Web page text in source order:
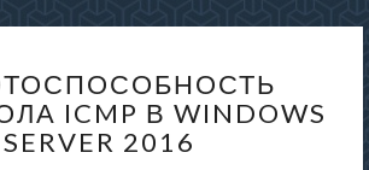
ПРОТОКОЛА
ICMP
В
ICMP В WINDOWS
SERVER 2016